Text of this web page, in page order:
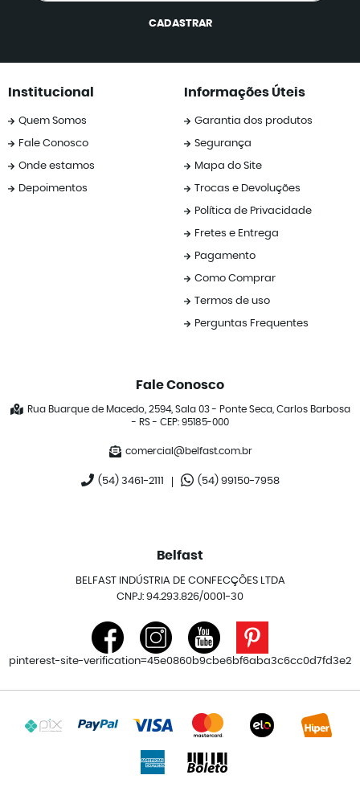
CADASTRAR
Institucional
Quem Somos
Fale Conosco
Onde estamos
Depoimentos
Informações Úteis
Garantia dos produtos
Segurança
Mapa do Site
Trocas e Devoluções
Política de Privacidade
Fretes e Entrega
Pagamento
Como Comprar
Termos de uso
Perguntas Frequentes
Fale Conosco
Rua Buarque de Macedo, 2594, Sala 03- Ponte Seca, Carlos Barbosa
- RS- CEP: 95185-000
comercial@belfast.com.br
(54)3461-2111 (54)99150-7958
Belfast
BELFAST INDÚSTRIA DE CONFECÇÕES LTDA
CNPJ: 94.293.826/0001-30
pinterest-site-verification=45e0860b9cbe6bf6aba3c6cc0d7fd3e2